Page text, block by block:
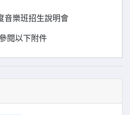
音樂班招生說明會
閱以下附件